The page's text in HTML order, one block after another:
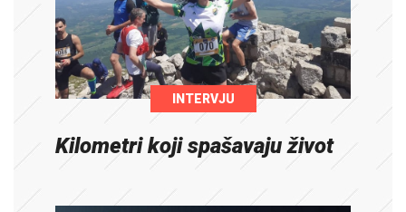
INTERVJU
Kilometri koji spašavaju život